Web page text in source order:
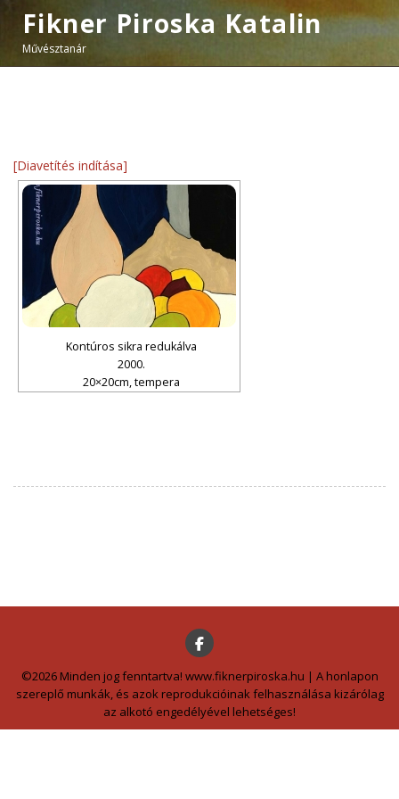
Fikner Piroska Katalin
Művésztanár
[Diavetítés indítása]
Kontúros sikra redukálva
2000.
20×20cm, tempera
©2026 Minden jog fenntartva! www.fiknerpiroska.hu | A honlapon
szereplő munkák, és azok reprodukcióinak felhasználása kizárólag
az alkotó engedélyével lehetséges!